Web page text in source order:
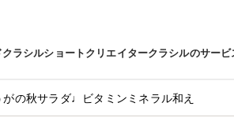
クラシルショートクリエイタークラシルのサービ
がの秋サラダ♩ビタミンミネラル和え